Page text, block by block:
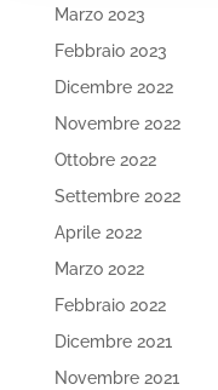
Marzo 2023
Febbraio 2023
Dicembre 2022
Novembre 2022
Ottobre 2022
Settembre 2022
Aprile 2022
Marzo 2022
Febbraio 2022
Dicembre 2021
Novembre 2021